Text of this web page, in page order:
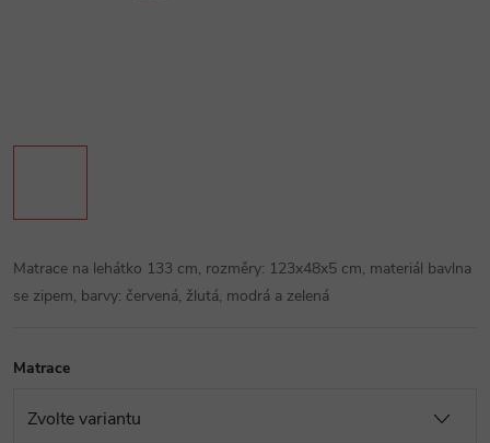
Matrace na lehátko 133 cm, rozměry: 123x48x5 cm, materiál bavlna
se zipem, barvy: červená, žlutá, modrá a zelená
Matrace